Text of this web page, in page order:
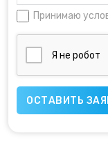
Принимаю
Я нe poбoт